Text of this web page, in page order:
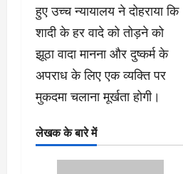
हुए उच्च न्यायालय ने दोहराया कि
शादी के हर वादे को तोड़ने को
झूठा वादा मानना और दुष्कर्म के
अपराध के लिए एक व्यक्ति पर
मुकदमा चलाना मूर्खता होगी।
लेखक के बारे में